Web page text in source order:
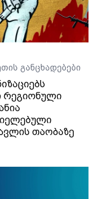
განცხადებები
რეგიონული
თაობაზე